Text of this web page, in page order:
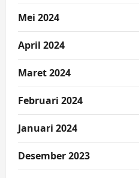
Mei 2024
April 2024
Maret 2024
Februari 2024
Januari 2024
Desember 2023